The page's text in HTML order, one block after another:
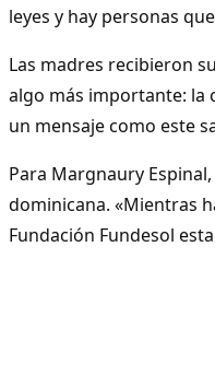
leyes y hay personas
Las madres recibieron
algo más importante: la
un mensaje como este
Para Margnaury
dominicana. «Mientras
Fundación Fundesol